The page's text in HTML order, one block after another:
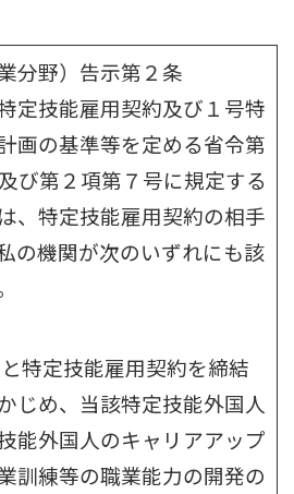
分野）告示第２条
定技能雇用契約及び１号特
画の基準等を定める省令第
び第２項第７号に規定する
、特定技能雇用契約の相手
の機関が次のいずれにも該
特定技能雇用契約を締結
じめ、当該特定技能外国人
能外国人のキャリアアップ
訓練等の職業能力の開発の